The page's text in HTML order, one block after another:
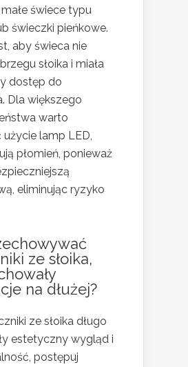
świece typu
świeczki pieńkowe.
aby świeca nie
słoika i miała
dostęp do
Dla większego
warto
lamp LED,
płomień, ponieważ
eliminując ryzyko
ze słoika,
na dłużej?
ze słoika długo
estetyczny wygląd i
postępuj